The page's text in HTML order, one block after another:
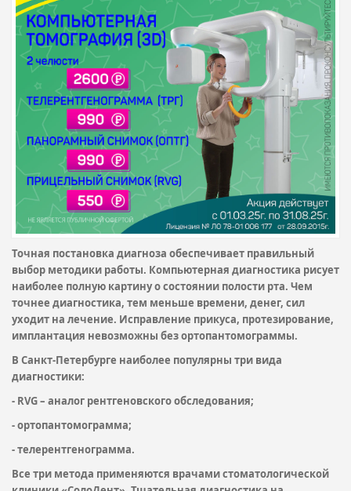
Точная постановка диагноза обеспечивает правильный
выбор методики работы. Компьютерная диагностика рисует
наиболее полную картину о состоянии полости рта. Чем
точнее диагностика, тем меньше времени, денег, сил
уходит на лечение. Исправление прикуса, протезирование,
имплантация невозможны без ортопантомограммы.
В Санкт-Петербурге наиболее популярны три вида
диагностики:
- RVG – аналог рентгеновского обследования;
- ортопантомограмма;
- телерентгенограмма.
Все три метода применяются врачами стоматологической